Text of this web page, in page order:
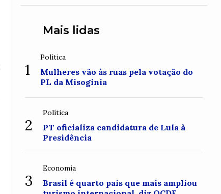
Mais lidas
1
Política
Mulheres vão às ruas pela votação do
PL da Misoginia
2
Política
PT oficializa candidatura de Lula à
Presidência
3
Economia
Brasil é quarto país que mais ampliou